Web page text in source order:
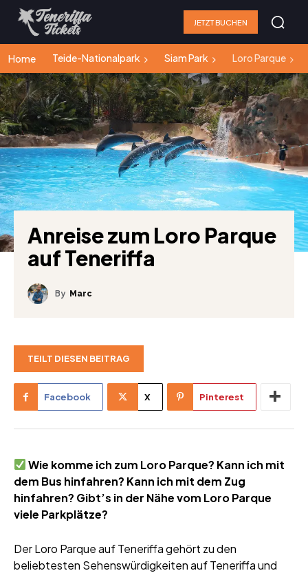
JETZT BUCHEN
Home Teide-Nationalpark Siam Park Loro Parque
Anreise zum Loro Parque
auf Teneriffa
By Marc
TEILT DIESEN BEITRAG
Facebook X Pinterest
Wie komme ich zum Loro Parque? Kann ich mit
dem Bus hinfahren? Kann ich mit dem Zug
hinfahren? Gibt’s in der Nähe vom Loro Parque
viele Parkplätze?
Der​‍​‌‍​‍‌ Loro Parque auf Teneriffa gehört zu den
beliebtesten Sehenswürdigkeiten auf Teneriffa und